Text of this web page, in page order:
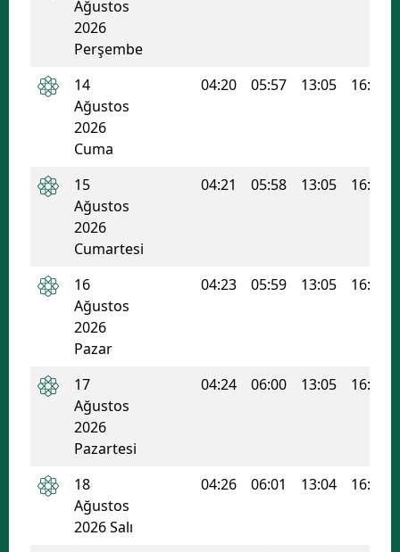
Ağustos
2026
Perşembe
14
Ağustos
2026
Cuma
04:20 05:57 13:05 16:55
15
Ağustos
2026
Cumartesi
04:21 05:58 13:05 16:54
16
Ağustos
2026
Pazar
04:23 05:59 13:05 16:53
17
Ağustos
2026
Pazartesi
04:24 06:00 13:05 16:53
18
Ağustos
2026 Salı
04:26 06:01 13:04 16:52